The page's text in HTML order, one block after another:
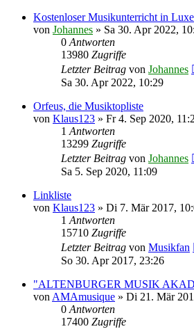
Kostenloser Musikunterricht in
von Johannes » Sa 30. Apr 2022,
0 Antworten
13980 Zugriffe
Letzter Beitrag von Johannes
Sa 30. Apr 2022, 10:29
Orfeus, die Musiktopliste
von Klaus123 » Fr 4. Sep 2020,
1 Antworten
13299 Zugriffe
Letzter Beitrag von Johannes
Sa 5. Sep 2020, 11:09
Linkliste
von Klaus123 » Di 7. Mär 2017,
1 Antworten
15710 Zugriffe
Letzter Beitrag von Musikfan
So 30. Apr 2017, 23:26
"ALTENBURGER MUSIK
von AMAmusique » Di 21. Mär
0 Antworten
17400 Zugriffe